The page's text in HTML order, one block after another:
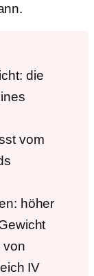
die
vom
höher
von
IV